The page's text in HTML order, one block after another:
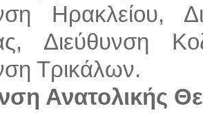
Ηρακλείου,
Διεύθυνση
Τρικάλων.
Ανατολικής